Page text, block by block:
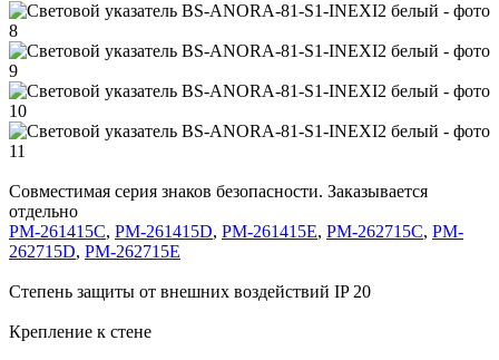
Совместимая серия знаков безопасности. Заказывается
отдельно
PM-261415C, PM-261415D, PM-261415E, PM-262715C, PM-
262715D, PM-262715E
Степень защиты от внешних воздействий IP 20
Крепление к стене